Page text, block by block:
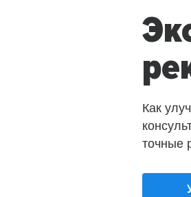
Как
точные